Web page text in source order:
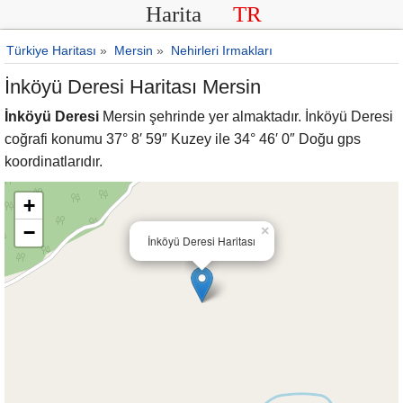
Harita TR
Türkiye Haritası » Mersin » Nehirleri Irmakları
İnköyü Deresi Haritası Mersin
İnköyü Deresi Mersin şehrinde yer almaktadır. İnköyü Deresi
coğrafi konumu 37° 8′ 59″ Kuzey ile 34° 46′ 0″ Doğu gps
koordinatlarıdır.
İnköyü Deresi Haritası
×
+
−